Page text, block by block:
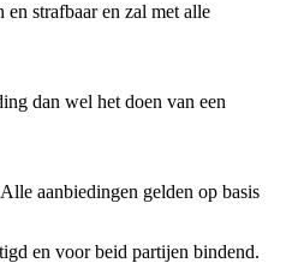
strafbaar en zal met alle
dan wel het doen van een
aanbiedingen gelden op basis
en voor beid partijen bindend.